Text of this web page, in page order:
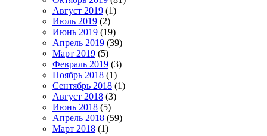
Август 2019 (1)
Июль 2019 (2)
Июнь 2019 (19)
Апрель 2019 (39)
Март 2019 (5)
Февраль 2019 (3)
Ноябрь 2018 (1)
Сентябрь 2018 (1)
Август 2018 (3)
Июнь 2018 (5)
Апрель 2018 (59)
Март 2018 (1)